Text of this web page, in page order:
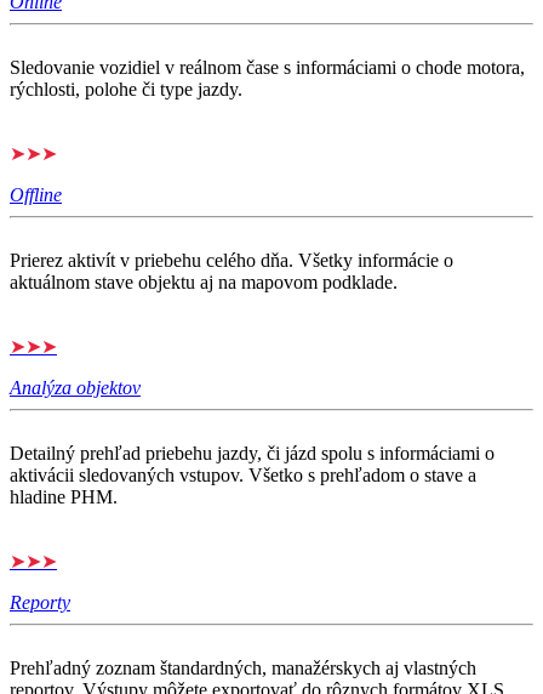
Sledovanie vozidiel v reálnom čase s informáciami o chode motora,
rýchlosti, polohe či type jazdy.
➤➤➤
Offline
Prierez aktivít v priebehu celého dňa. Všetky informácie o
aktuálnom stave objektu aj na mapovom podklade.
➤➤➤
Analýza objektov
Detailný prehľad priebehu jazdy, či jázd spolu s informáciami o
aktivácii sledovaných vstupov. Všetko s prehľadom o stave a
hladine PHM.
➤➤➤
Reporty
Prehľadný zoznam štandardných, manažérskych aj vlastných